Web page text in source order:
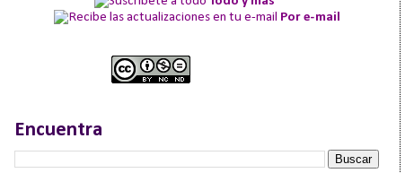
Por e-mail
Encuentra